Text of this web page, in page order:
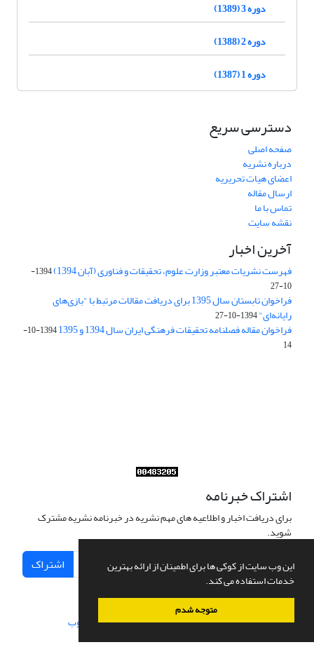
این وب سایت از کوکی ها برای اطمینان از ارائه بهترین
خدمات استفاده می کند.
متوجه شدم
دوره 3 (1389)
دوره 2 (1388)
دوره 1 (1387)
دسترسی سریع
صفحه اصلی
درباره نشریه
اعضای هیات تحریریه
ارسال مقاله
تماس با ما
نقشه سایت
آخرین اخبار
فهرست نشریات معتبر وزارت علوم، تحقیقات و فناوری (آبان 1394)
1394-
10-27
فراخوان تابستان سال 1395 برای دریافت مقالات مرتبط با "بازی‌های
رایانه‌ای"1394-10-27
فراخوان مقاله فصلنامه تحقیقات فرهنگی ایران سال 1394 و 1395
1394-10-
14
اشتراک خبرنامه
برای دریافت اخبار و اطلاعیه های مهم نشریه در خبرنامه نشریه مشترک
شوید.
اشتراک
سامانه مدیریت نشریات علمی.طراحی و پیاده سازی از سیناوب